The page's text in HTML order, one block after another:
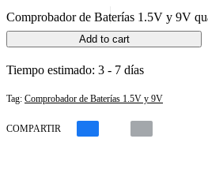
Comprobador de Baterías 1.5V y 9V
Add to cart
Tiempo estimado: 3 - 7 días
Tag: Comprobador de Baterías 1.5V y 9V
COMPARTIR